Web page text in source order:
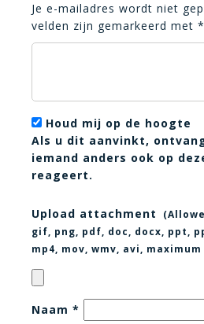
Je e-mailadres wordt niet
velden zijn gemarkeerd met *
Houd mij op de hoogte
Als u dit aanvinkt,
iemand anders ook op
reageert.
Upload attachment
gif, png, pdf, doc, docx, ppt,
mp4, mov, wmv, avi
,
Naam *